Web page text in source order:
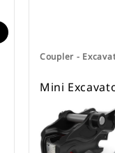
Coupler -
Mini